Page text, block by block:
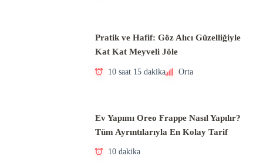
Pratik ve Hafif: Göz Alıcı Güzelliğiyle
Kat Kat Meyveli Jöle
10 saat 15 dakika Orta
Ev Yapımı Oreo Frappe Nasıl Yapılır?
Tüm Ayrıntılarıyla En Kolay Tarif
10 dakika